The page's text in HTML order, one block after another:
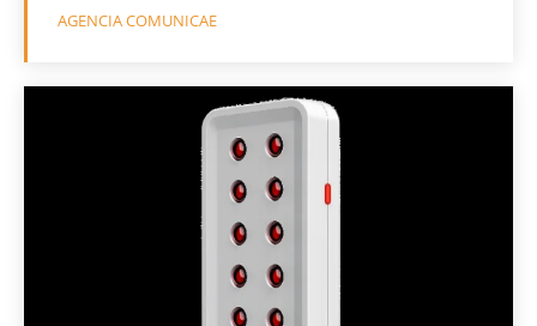
AGENCIA COMUNICAE